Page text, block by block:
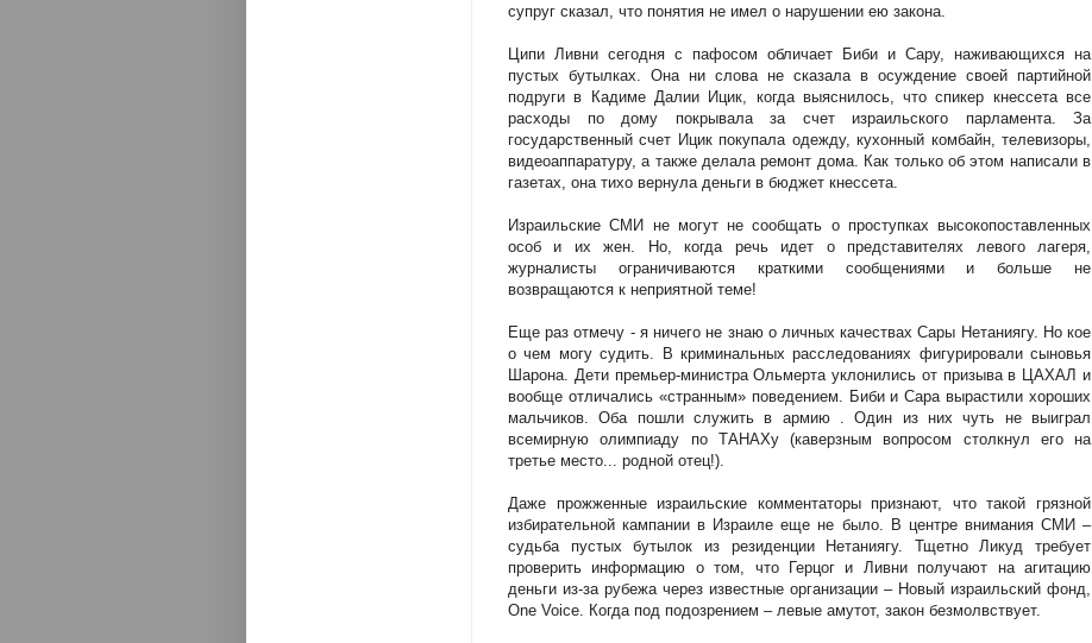
супруг сказал, что понятия не имел о нарушении ею закона.
Ципи Ливни сегодня с пафосом обличает Биби и Сару, наживающихся на
пустых бутылках. Она ни слова не сказала в осуждение своей партийной
подруги в Кадиме Далии Ицик, когда выяснилось, что спикер кнессета все
расходы по дому покрывала за счет израильского парламента. За
государственный счет Ицик покупала одежду, кухонный комбайн, телевизоры,
видеоаппаратуру, а также делала ремонт дома. Как только об этом написали в
газетах, она тихо вернула деньги в бюджет кнессета.
Израильские СМИ не могут не сообщать о проступках высокопоставленных
особ и их жен. Но, когда речь идет о представителях левого лагеря,
журналисты ограничиваются краткими сообщениями и больше не
возвращаются к неприятной теме!
Еще раз отмечу - я ничего не знаю о личных качествах Сары Нетаниягу. Но кое
о чем могу судить. В криминальных расследованиях фигурировали сыновья
Шарона. Дети премьер-министра Ольмерта уклонились от призыва в ЦАХАЛ и
вообще отличались «странным» поведением. Биби и Сара вырастили хороших
мальчиков. Оба пошли служить в армию . Один из них чуть не выиграл
всемирную олимпиаду по ТАНАХу (каверзным вопросом столкнул его на
третье место... родной отец!).
Даже прожженные израильские комментаторы признают, что такой грязной
избирательной кампании в Израиле еще не было. В центре внимания СМИ –
судьба пустых бутылок из резиденции Нетаниягу. Тщетно Ликуд требует
проверить информацию о том, что Герцог и Ливни получают на агитацию
деньги из-за рубежа через известные организации – Новый израильский фонд,
One Voice . Когда под подозрением – левые амутот, закон безмолвствует.